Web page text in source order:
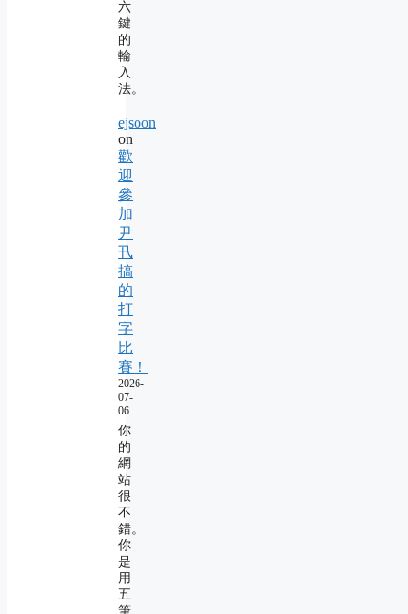
六
鍵
的
輸
入
法。
ejsoon
on
歡
迎
參
加
尹
卂
搞
的
打
字
比
賽！
2026-
07-
06
你
的
網
站
很
不
錯。
你
是
用
五
筆